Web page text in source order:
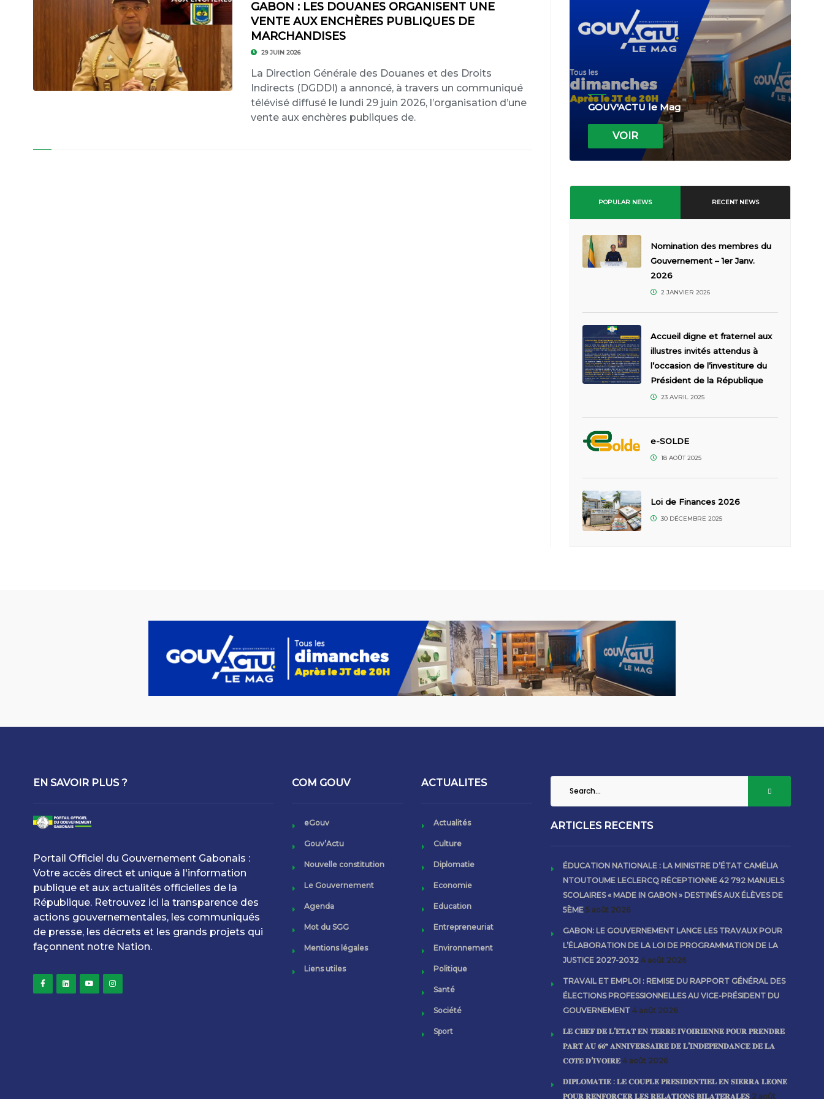
GABON : LES DOUANES ORGANISENT UNE
VENTE AUX ENCHÈRES PUBLIQUES DE
MARCHANDISES
29 JUIN 2026
La Direction Générale des Douanes et des Droits
Indirects (DGDDI) a annoncé, à travers un communiqué
télévisé diffusé le lundi 29 juin 2026, l’organisation d’une
vente aux enchères publiques de.
GOUV'ACTU le Mag
VOIR
POPULAR NEWS RECENT NEWS
Nomination des membres du
Gouvernement – 1er Janv.
2026
2 JANVIER 2026
Accueil digne et fraternel aux
illustres invités attendus à
l’occasion de l’investiture du
Président de la République
23 AVRIL 2025
e-SOLDE
18 AOÛT 2025
Loi de Finances 2026
30 DÉCEMBRE 2025
EN SAVOIR PLUS ?
Portail Officiel du Gouvernement Gabonais :
Votre accès direct et unique à l'information
publique et aux actualités officielles de la
République. Retrouvez ici la transparence des
actions gouvernementales, les communiqués
de presse, les décrets et les grands projets qui
façonnent notre Nation.
COM GOUV
eGouv
Gouv’Actu
Nouvelle constitution
Le Gouvernement
Agenda
Mot du SGG
Mentions légales
Liens utiles
ACTUALITES
Actualités
Culture
Diplomatie
Economie
Education
Entrepreneuriat
Environnement
Politique
Santé
Société
Sport
ARTICLES RECENTS
ÉDUCATION NATIONALE : LA MINISTRE D’ÉTAT CAMÉLIA
NTOUTOUME LECLERCQ RÉCEPTIONNE 42 792 MANUELS
SCOLAIRES « MADE IN GABON » DESTINÉS AUX ÉLÈVES DE
5ÈME 5 août 2026
GABON: LE GOUVERNEMENT LANCE LES TRAVAUX POUR
L’ÉLABORATION DE LA LOI DE PROGRAMMATION DE LA
JUSTICE 2027-2032 4 août 2026
TRAVAIL ET EMPLOI : REMISE DU RAPPORT GÉNÉRAL DES
ÉLECTIONS PROFESSIONNELLES AU VICE-PRÉSIDENT DU
GOUVERNEMENT 4 août 2026
𝐋𝐄 𝐂𝐇𝐄𝐅 𝐃𝐄 𝐋’𝐄́𝐓𝐀𝐓 𝐄𝐍 𝐓𝐄𝐑𝐑𝐄 𝐈𝐕𝐎𝐈𝐑𝐈𝐄𝐍𝐍𝐄 𝐏𝐎𝐔𝐑 𝐏𝐑𝐄𝐍𝐃𝐑𝐄
𝐏𝐀𝐑𝐓 𝐀𝐔 𝟔𝟔ᵉ 𝐀𝐍𝐍𝐈𝐕𝐄𝐑𝐒𝐀𝐈𝐑𝐄 𝐃𝐄 𝐋’𝐈𝐍𝐃𝐄́𝐏𝐄𝐍𝐃𝐀𝐍𝐂𝐄 𝐃𝐄 𝐋𝐀
𝐂𝐎̂𝐓𝐄 𝐃’𝐈𝐕𝐎𝐈𝐑𝐄 4 août 2026
𝐃𝐈𝐏𝐋𝐎𝐌𝐀𝐓𝐈𝐄 : 𝐋𝐄 𝐂𝐎𝐔𝐏𝐋𝐄 𝐏𝐑𝐄́𝐒𝐈𝐃𝐄𝐍𝐓𝐈𝐄𝐋 𝐄𝐍 𝐒𝐈𝐄𝐑𝐑𝐀 𝐋𝐄𝐎𝐍𝐄
𝐏𝐎𝐔𝐑 𝐑𝐄𝐍𝐅𝐎𝐑𝐂𝐄𝐑 𝐋𝐄𝐒 𝐑𝐄𝐋𝐀𝐓𝐈𝐎𝐍𝐒 𝐁𝐈𝐋𝐀𝐓𝐄́𝐑𝐀𝐋𝐄𝐒 2 août